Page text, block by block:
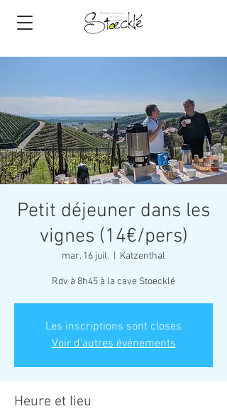
Petit déjeuner dans les
vignes (14€/pers)
mar. 16 juil. Katzenthal
Rdv à 8h45 à la cave Stoecklé
Les inscriptions sont closes
Voir d'autres événements
Heure et lieu